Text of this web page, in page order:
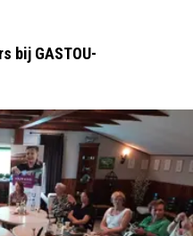
bij GASTOU-